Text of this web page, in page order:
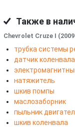
Также в
Chevrolet Cruze I
трубка системы
датчик коленвала
натяжитель
шкив помпы
маслозаборник
пыльник
шкив коленвала